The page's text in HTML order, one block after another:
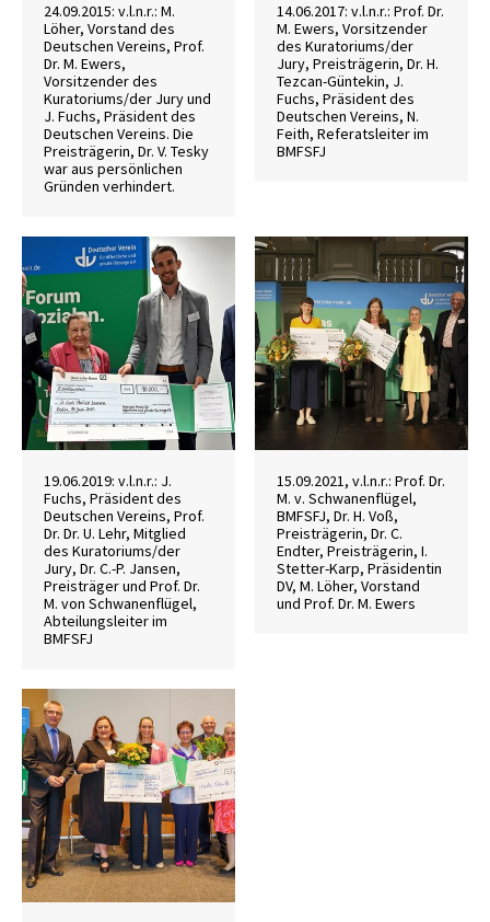
24.09.2015: v.l.n.r.: M.
Löher, Vorstand des
Deutschen Vereins, Prof.
Dr. M. Ewers,
Vorsitzender des
Kuratoriums/der Jury und
J. Fuchs, Präsident des
Deutschen Vereins. Die
Preisträgerin, Dr. V. Tesky
war aus persönlichen
Gründen verhindert.
14.06.2017: v.l.n.r.: Prof. Dr.
M. Ewers, Vorsitzender
des Kuratoriums/der
Jury, Preisträgerin, Dr. H.
Tezcan-Güntekin, J.
Fuchs, Präsident des
Deutschen Vereins, N.
Feith, Referatsleiter im
BMFSFJ
19.06.2019: v.l.n.r.: J.
Fuchs, Präsident des
Deutschen Vereins, Prof.
Dr. Dr. U. Lehr, Mitglied
des Kuratoriums/der
Jury, Dr. C.-P. Jansen,
Preisträger und Prof. Dr.
M. von Schwanenflügel,
Abteilungsleiter im
BMFSFJ
15.09.2021, v.l.n.r.: Prof. Dr.
M. v. Schwanenflügel,
BMFSFJ, Dr. H. Voß,
Preisträgerin, Dr. C.
Endter, Preisträgerin, I.
Stetter-Karp, Präsidentin
DV, M. Löher, Vorstand
und Prof. Dr. M. Ewers